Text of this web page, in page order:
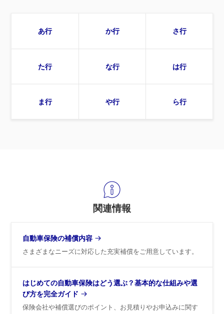
あ行 か行 さ行
た行 な行 は行
ま行 や行 ら行
関連情報
自動車保険の補償内容
さまざまなニーズに対応した充実補償をご用意しています。
はじめての自動車保険はどう選ぶ？基本的な仕組みや選
び方を完全ガイド
保険会社や補償選びのポイント、お見積りやお申込みに関す